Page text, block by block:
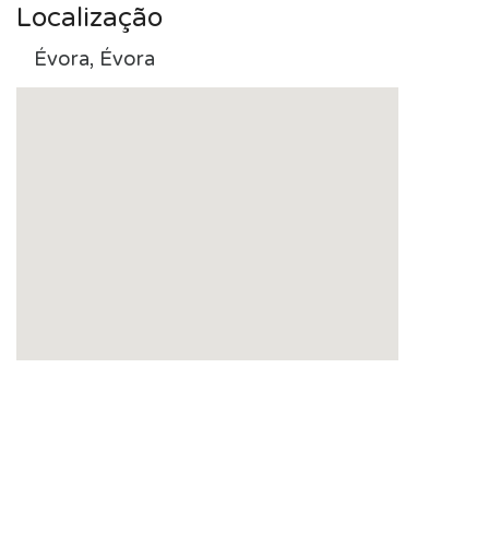
Localização
Évora, Évora